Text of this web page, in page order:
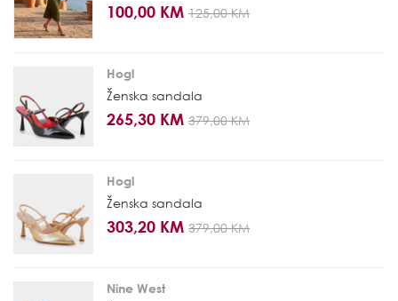
100,00 KM 125,00 KM
Hogl
Ženska sandala
265,30 KM 379,00 KM
Hogl
Ženska sandala
303,20 KM 379,00 KM
Nine West